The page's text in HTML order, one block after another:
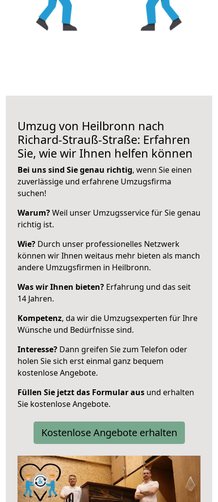
Umzug von Heilbronn nach
Richard-Strauß-Straße: Erfahren
Sie, wie wir Ihnen helfen können
Bei uns sind Sie genau richtig, wenn Sie einen
zuverlässige und erfahrene Umzugsfirma
suchen!
Warum?Weil unser Umzugsservice für Sie genau
richtig ist.
Wie? Durch unser professionelles Netzwerk
können wir Ihnen weitaus mehr bieten als manch
andere Umzugsfirmen in Heilbronn.
Was wir Ihnen bieten? Erfahrung und das seit
14 Jahren.
Kompetenz, da wir die Umzugsexperten für Ihre
Wünsche und Bedürfnisse sind.
Interesse? Dann greifen Sie zum Telefon oder
holen Sie sich erst einmal ganz bequem
kostenlose Angebote.
Füllen Sie jetzt das Formular aus und erhalten
Sie kostenlose Angebote.
Kostenlose Angebote erhalten